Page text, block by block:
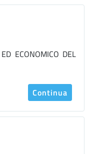
ECONOMICO DEL
Continua